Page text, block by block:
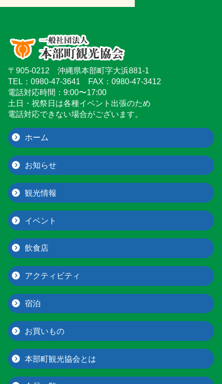
〒905-0212 沖縄県本部町字大浜881-1
TEL：0980-47-3641 FAX：0980-47-3412
電話対応時間：9:00〜17:00
土日・祝祭日は各種イベント出張のため
電話対応できない場合がございます。
ホーム
お知らせ
観光情報
イベント
飲食店
アクティビティ
宿泊
お買いもの
本部町観光協会とは